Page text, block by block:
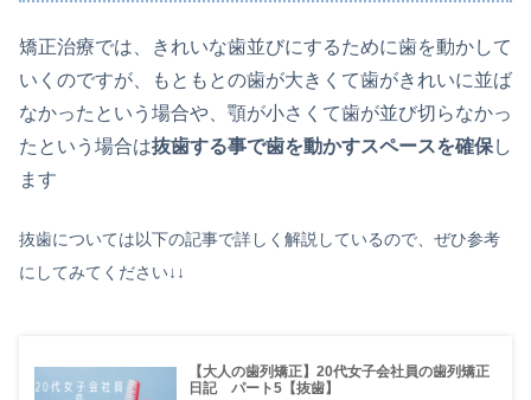
矯正治療では、きれいな歯並びにするために歯を動かして
いくのですが、もともとの歯が大きくて歯がきれいに並ば
なかったという場合や、顎が小さくて歯が並び切らなかっ
たという場合は抜歯する事で歯を動かすスペースを確保し
ます
抜歯については以下の記事で詳しく解説しているので、ぜひ参考
にしてみてください↓↓
【大人の歯列矯正】20代女子会社員の歯列矯正
日記 パート5【抜歯】